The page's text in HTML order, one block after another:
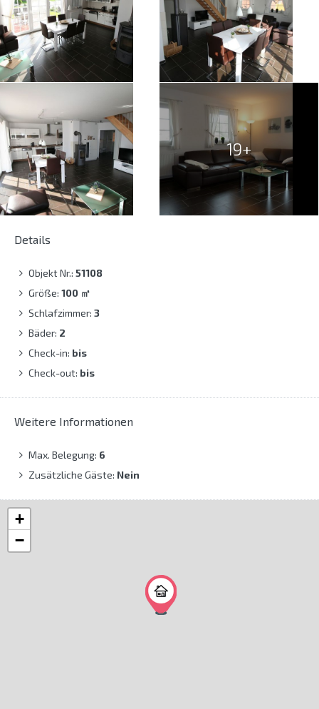
19+
Details
Objekt Nr.: 51108
Größe: 100 ㎡
Schlafzimmer: 3
Bäder: 2
Check-in: bis
Check-out: bis
Weitere Informationen
Max. Belegung: 6
Zusätzliche Gäste: Nein
+
−